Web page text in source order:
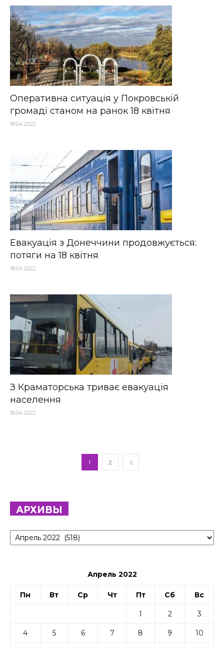
Оперативна ситуація у Покровській
громаді станом на ранок 18 квітня
18.04.2022
Евакуація з Донеччини продовжується:
потяги на 18 квітня
18.04.2022
З Краматорська триває евакуація
населення
18.04.2022
1 2
АРХИВЫ
Архивы
Апрель 2022
Пн Вт Ср Чт Пт Сб Вс
1 2 3
4 5 6 7 8 9 10